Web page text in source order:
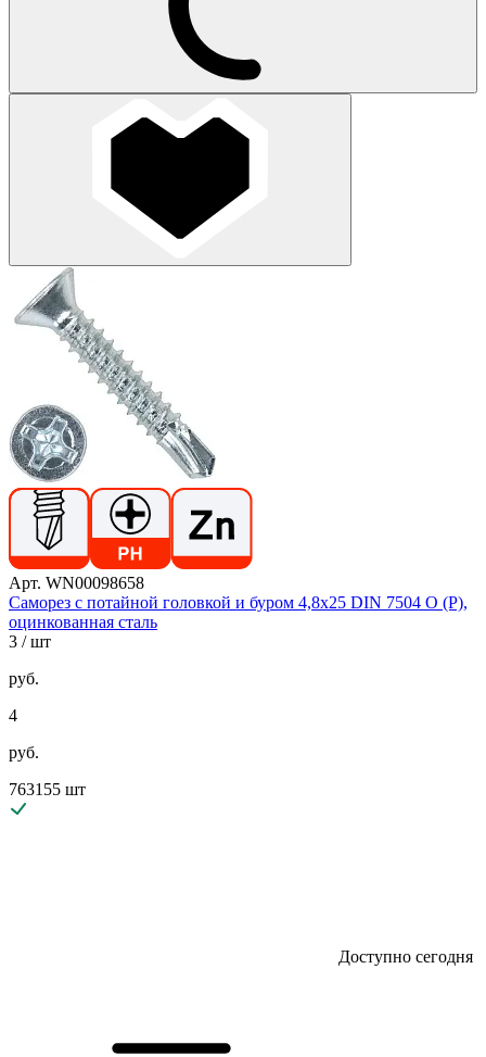
Арт. WN00098658
Саморез с потайной головкой и буром 4,8х25 DIN 7504 O (P),
оцинкованная сталь
3 / шт
руб.
4
руб.
763155 шт
Доступно сегодня